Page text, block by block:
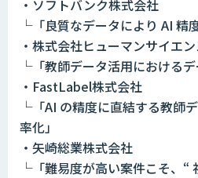
・ソフトバンク株式会社
└「良質なデータにより AI 精
・株式会社ヒューマンサイエ
└「教師データ活用におけるデ
・FastLabel株式会社
└「AI の精度に直結する教師
率化」
・矢崎総業株式会社
└「難易度が高い案件こそ、“